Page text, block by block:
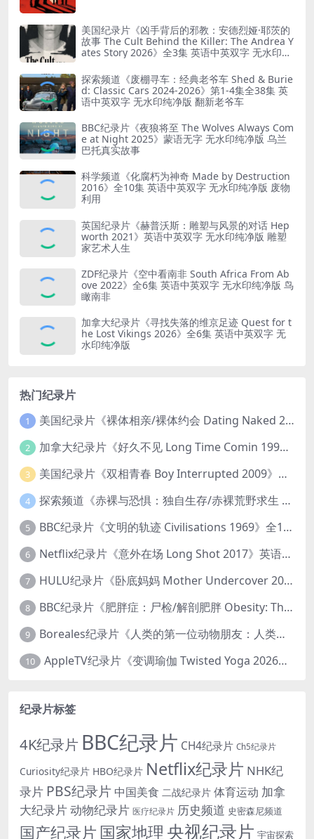
美国纪录片《凶手背后的邪教：安德烈娅·耶茨的
故事 The Cult Behind the Killer: The Andrea Y
ates Story 2026》全3集 英语中英双字 无水印纯
探索频道《废棚寻车：经典老爷车 Shed & Burie
d: Classic Cars 2024-2026》第1-4集全38集 英
语中英双字 无水印纯净版 翻新老爷车
BBC纪录片《夜狼将至 The Wolves Always Com
e at Night 2025》蒙语无字 无水印纯净版 乌兰
巴托真实故事
科学频道《化腐朽为神奇 Made by Destruction
2016》全10集 英语中英双字 无水印纯净版 废物
利用
英国纪录片《赫普沃斯：雕塑与风景的对话 Hep
worth 2021》英语中英双字 无水印纯净版 雕塑
家艺术人生
ZDF纪录片《空中看南非 South Africa From Ab
ove 2022》全6集 英语中英双字 无水印纯净版 鸟
瞰南非
加拿大纪录片《寻找失落的维京足迹 Quest for t
he Lost Vikings 2026》全6集 英语中英双字 无
水印纯净版
热门纪录片
1 美国纪录片《裸体相亲/裸体约会 Dating Naked 2014-2016》第1-3季全33集 英语中英双字 无水印纯净版 1080P/MKV/85.6G 裸体相亲真人秀
2 加拿大纪录片《好久不见 Long Time Comin 1993》英语中英双字 官方纯净版 1080P/MKV/1G 女同性艺术家
3 美国纪录片《双相青春 Boy Interrupted 2009》英语中英双字 官方纯净版 1080P/MKV/1.43G 青少年躁郁症
4 探索频道《赤裸与恐惧：独自生存/赤裸荒野求生 Naked and Afraid: Solo 2023》第一季全8集 英语中英双字 官方纯净版 高码1080P/MKV/45.4G
5 BBC纪录片《文明的轨迹 Civilisations 1969》全13集 英语中英双字 高清收藏版 1080P/MKV/64.1G 西方艺术史话
6 Netflix纪录片《意外在场 Long Shot 2017》英语中字 720P/NKV/1.06GB 美国谋杀误判案件
7 HULU纪录片《卧底妈妈 Mother Undercover 2023》全4集 英语中英双字 官方纯净版 1080P/MKV/7.6G 拯救孩子
8 BBC纪录片《肥胖症：尸检/解剖肥胖 Obesity: The Post Mortem 2016》英语中英双字 无水印纯净版 1080P/MKV/1.03G
9 Boreales纪录片《人类的第一位动物朋友：人类和狗的神奇故事 Man’s First Friend 2018》英语中英双字 1080P/MP4/1.8G 狗的神奇故事
10 AppleTV纪录片《变调瑜伽 Twisted Yoga 2026》全3集 英语中英双字 无水印纯净版 1080P/MKV/10G 瑜伽大师背后的真相
纪录片标签
4K纪录片 BBC纪录片 CH4纪录片 Ch5纪录片
Curiosity纪录片 HBO纪录片 Netflix纪录片 NHK纪
录片 PBS纪录片 中国美食 二战纪录片 体育运动 加拿
大纪录片动物纪录片 医疗纪录片 历史频道 史密森尼频道
国产纪录片 国家地理 央视纪录片 宇宙探索